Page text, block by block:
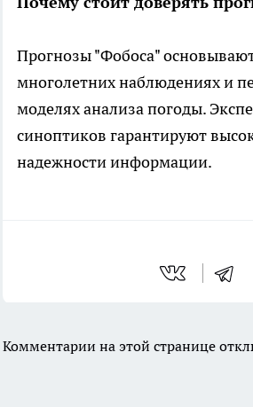
Прогнозы "Фобоса"
многолетних наблюдениях и
моделях анализа погоды.
синоптиков гарантируют
надежности информации.
Комментарии на этой странице